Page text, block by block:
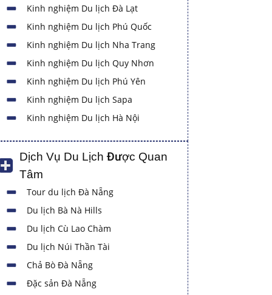
Kinh nghiệm Du lịch Đà Lạt
Kinh nghiệm Du lịch Phú Quốc
Kinh nghiệm Du lịch Nha Trang
Kinh nghiệm Du lịch Quy Nhơn
Kinh nghiệm Du lịch Phú Yên
Kinh nghiệm Du lịch Sapa
Kinh nghiệm Du lịch Hà Nội
Dịch Vụ Du Lịch Được Quan
Tâm
Tour du lịch Đà Nẵng
Du lịch Bà Nà Hills
Du lịch Cù Lao Chàm
Du lịch Núi Thần Tài
Chả Bò Đà Nẵng
Đặc sản Đà Nẵng